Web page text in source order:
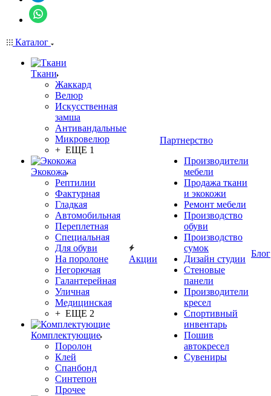
Каталог
Ткани
Жаккард
Велюр
Искусственная
замша
Антивандальные
Микровелюр
+ ЕЩЕ 1
Экокожа
Рептилии
Фактурная
Гладкая
Автомобильная
Переплетная
Специальная
Для обуви
На поролоне
Негорючая
Галантерейная
Уличная
Медицинская
+ ЕЩЕ 2
Комплектующие
Поролон
Клей
Спанбонд
Синтепон
Прочее
Акции
Партнерство
Производители
мебели
Продажа ткани
и экокожи
Ремонт мебели
Производство
обуви
Производство
сумок
Дизайн студии
Стеновые
панели
Производители
кресел
Спортивный
инвентарь
Пошив
автокресел
Сувениры
Блог